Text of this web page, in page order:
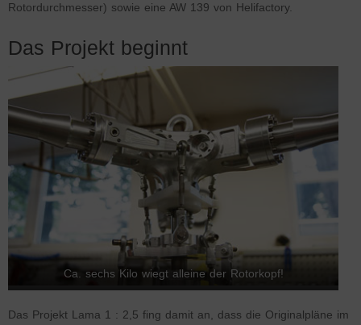
Rotordurchmesser) sowie eine AW 139 von Helifactory.
Das Projekt beginnt
Ca. sechs Kilo wiegt alleine der Rotorkopf!
Das Projekt Lama 1 : 2,5 fing damit an, dass die Originalpläne im